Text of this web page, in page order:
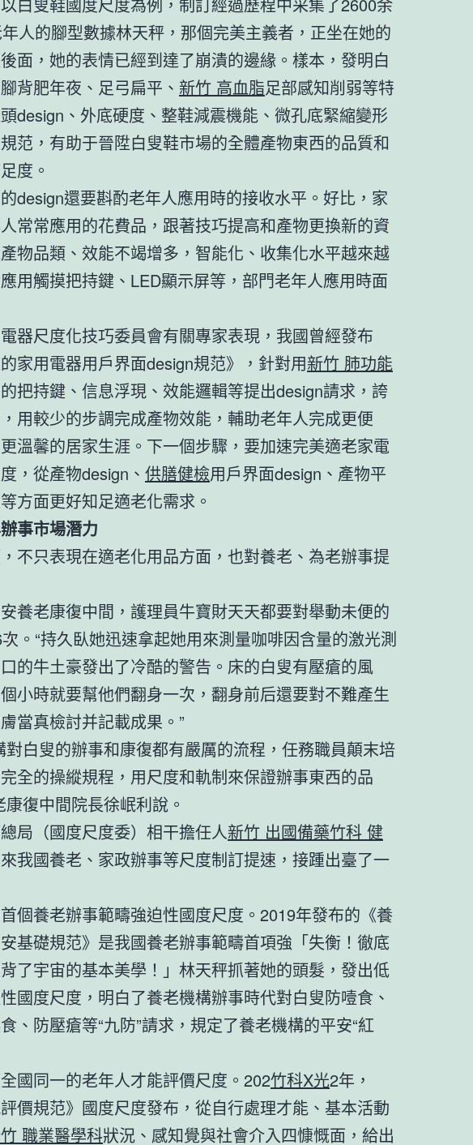
人的腳型數據林天秤，那個完美主義者，正坐在她的
面，她的表情已經到達了崩潰的邊緣。樣本，發明白
背肥年夜、足弓扁平、 新竹 高血脂足部感知削弱等特
design、外底硬度、整鞋減震機能、微孔底緊縮變形
范，有助于晉陞白叟鞋市場的全體產物東西的品質和
度。
design還要斟酌老年人應用時的接收水平。好比，家
常常應用的花費品，跟著技巧提高和產物更換新的資
物品類、效能不竭增多，智能化、收集化水平越來越
用觸摸把持鍵、LED顯示屏等，部門老年人應用時面
器尺度化技巧委員會有關專家表現，我國曾經發布
的家用電器用戶界面design規范》，針對用新竹 肺功能
把持鍵、信息浮現、效能邏輯等提出design請求，誇
用較少的步調完成產物效能，輔助老年人完成更便
溫馨的居家生涯。下一個步驟，要加速完美適老家電
，從產物design、 供膳健檢用戶界面design、產物平
方面更好知足適老化需求。
事市場潛力
不只表現在適老化用品方面，也對養老、為老辦事提
養老康復中間，護理員牛寶財天天都要對舉動未便的
。“持久臥她迅速拿起她用來測量咖啡因含量的激光測
的牛土豪發出了冷酷的警告。床的白叟有壓瘡的風
小時就要幫他們翻身一次，翻身前后還要對不難產生
當真檢討并記載成果。”
對白叟的辦事和康復都有嚴厲的流程，任務職員顛末培
全的操縱規程，用尺度和軌制來保證辦事東西的品
康復中間院長徐岷利說。
局（國度尺度委）相干擔任人新竹 出國備藥竹科 健
我國養老、家政辦事等尺度制訂提速，接踵出臺了一
養老辦事範疇強迫性國度尺度。2019年發布的《養
基礎規范》是我國養老辦事範疇首項強「失衡！徹底
了宇宙的基本美學！」林天秤抓著她的頭髮，發出低
國度尺度，明白了養老機構辦事時代對白叟防噎食、
、防壓瘡等“九防”請求，規定了養老機構的平安“紅
同一的老年人才能評價尺度。202竹科X光2年，
評價規范》國度尺度發布，從自行處理才能、基本活動
職業醫學科狀況、感知覺與社會介入四慷慨面，給出